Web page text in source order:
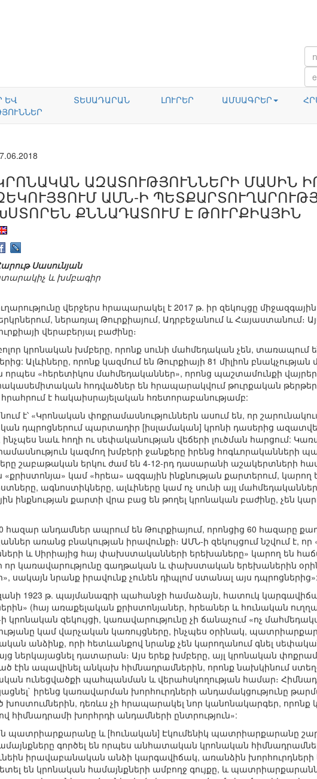
ԵՎ
ՏԵՍԱԴԱՐԱՆ ԼՈՒՐԵՐ ԱՄՍԱԳՐԵՐ
ԱԶԱՏՈՒԹՅՈՒՆՆԵՐԻ ՄԱՍԻՆ
ԱՄՆ-Ի
ՔՆՆԱԴԱՏՈՒՄ Է ԹՈՒՐՔԻԱՅԻՆ
Սասունյան
և խմբագիր
վերջերս հրապարակել է 2017 թ. իր զեկույցը
ներառյալ Թուրքիայում, Ադրբեջանում և Հայաստանում։
վերաբերյալ բաժինը։
կրոնական խմբերը, որոնք սունի մահմեդական չեն, տառապում
Ալևիները, որոնք կազմում են Թուրքիայի 81 միլիոն բնակչության
որպես «հերետիկոս մահմեդականներ», որոնց պաշտամունքի
հոդվածներ են հրապարակվում թուրքական
է հակաիսրայելական հռետորաբանությամբ:
է՝ «Կրոնական փոքրամասնություններն ասում են, որ
դպրոցներում պարտադիր [իսլամական] կրոնի դասերից
նաև հողի ու սեփականության վեճերի լուծման հարցում:
կազմող խմբերի ջանքերը իրենց հոգևորականների
շաբաթական երկու ժամ են 4-12-րդ դասարանի աշակերտների
«քրիստոնյա» կամ «հրեա» ազգային ինքնության քարտերում, կարող
ագնոստիկները, ալևիները կամ ոչ սունի այլ
ինքնության քարտի վրա բաց են թողել կրոնական բաժինը, չեն
հազար անդամներ ապրում են Թուրքիայում, որոնցից 60 հազարը
առանց բնակության իրավունքի։ ԱՄՆ-ի զեկույցում նշվում է,
և Սիրիայից հայ փախստականների երեխաները» կարող են
կառավարությունը գաղթական և փախստական երեխաներին
սակայն նրանք իրավունք չունեն դիպլոմ ստանալ այս դպրոցներից»:
1923 թ. պայմանագրի պահանջի համաձայն, հատուկ
(հայ առաքելական քրիստոնյաներ, հրեաներ և հունական
զեկույցի, կառավարությունը չի ճանաչում «ոչ
կամ վարչական կառույցները, ինչպես օրինակ,
անձինք, որի հետևանքով նրանք չեն կարողանում գնել
ներկայացնել դատարան։ Այս երեք խմբերը, այլ կրոնական
էին ապավինել անկախ հիմնադրամներին, որոնք նախկինում
ունեցվածքի պահպանման և վերահսկողության համար։
իրենց կառավարման խորհուրդների անդամակցությունը
խոստումներին, դեռևս չի հրապարակել նոր կանոնակարգեր, որոնք
հիմնադրամի խորհրդի անդամների ընտրություն»:
պատրիարքարանը և [հունական] Էկումենիկ պատրիարքարանը
գործել են որպես անհատական կրոնական
իրավաբանական անձի կարգավիճակ, առանձին խորհուրդների
են կրոնական համայնքների ամբողջ գույքը, և